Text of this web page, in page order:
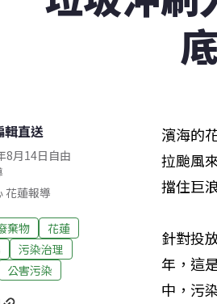
輯直送
8月14日自由
花蓮報導
棄物
花蓮
污染治理
公害污染
濱海的
拉颱風
擋住巨
針對投
年，這
中，污